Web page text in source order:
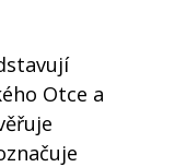
Otce a